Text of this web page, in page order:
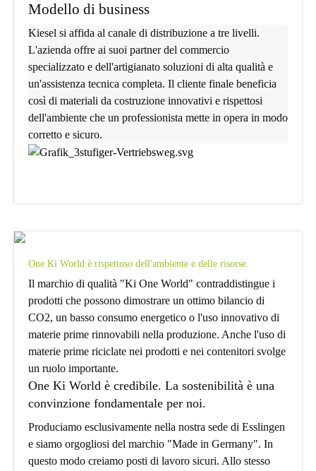
Modello di business
Kiesel si affida al canale di distribuzione a tre livelli.
L'azienda offre ai suoi partner del commercio
specializzato e dell'artigianato soluzioni di alta qualità e
un'assistenza tecnica completa. Il cliente finale beneficia
così di materiali da costruzione innovativi e rispettosi
dell'ambiente che un professionista mette in opera in modo
corretto e sicuro.
One Ki World è rispettoso dell'ambiente e delle risorse.
Il marchio di qualità "Ki One World" contraddistingue i
prodotti che possono dimostrare un ottimo bilancio di
CO2, un basso consumo energetico o l'uso innovativo di
materie prime rinnovabili nella produzione. Anche l'uso di
materie prime riciclate nei prodotti e nei contenitori svolge
un ruolo importante.
One Ki World è credibile. La sostenibilità è una
convinzione fondamentale per noi.
Produciamo esclusivamente nella nostra sede di Esslingen
e siamo orgogliosi del marchio "Made in Germany". In
questo modo creiamo posti di lavoro sicuri. Allo stesso